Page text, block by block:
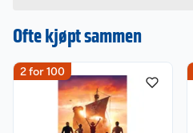
en omtale.
Ofte kjøpt sammen
2 for 100